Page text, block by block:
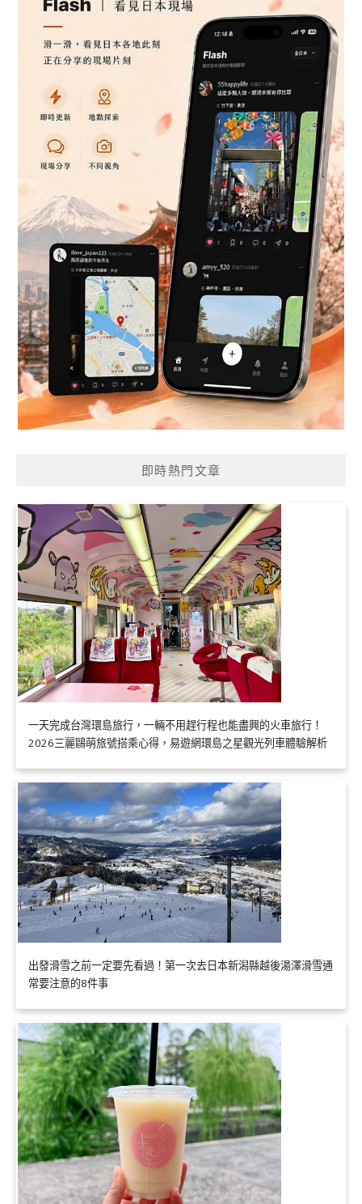
即時熱門文章
一天完成台灣環島旅行，一輛不用趕行程也能盡興的火車旅行！
2026三麗鷗萌旅號搭乘心得，易遊網環島之星觀光列車體驗解析
出發滑雪之前一定要先看過！第一次去日本新潟縣越後湯澤滑雪通
常要注意的8件事